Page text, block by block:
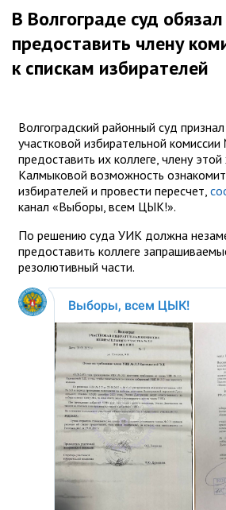
В Волгограде суд
предоставить члену
к спискам избирателей
Волгоградский районный суд
участковой избирательной
предоставить их коллеге, члену
Калмыковой возможность
избирателей и провести пересчет,
канал «Выборы, всем ЦЫК!».
По решению суда УИК должна
предоставить коллеге
резолютивный части.